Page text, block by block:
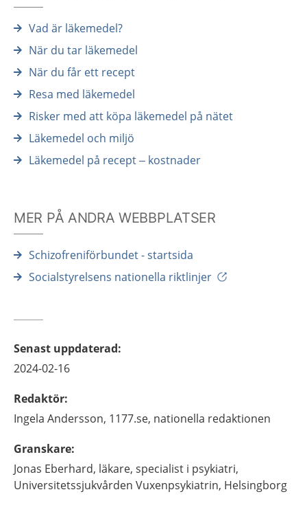
Vad är läkemedel?
När du tar läkemedel
När du får ett recept
Resa med läkemedel
Risker med att köpa läkemedel på nätet
Läkemedel och miljö
Läkemedel på recept – kostnader
MER PÅ ANDRA WEBBPLATSER
Schizofreniförbundet - startsida
Socialstyrelsens nationella riktlinjer
Senast uppdaterad:
2024-02-16
Redaktör:
Ingela Andersson, 1177.se, nationella redaktionen
Granskare:
Jonas Eberhard, läkare, specialist i psykiatri,
Universitetssjukvården Vuxenpsykiatrin, Helsingborg